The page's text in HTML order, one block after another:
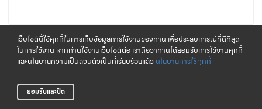
เว็บไซต์นี้ใช้คุกกี้ในการเก็บข้อมูลการใช้งานของท่าน เพื่อประสบการณ์ที่ดีที่สุด
ในการใช้งาน หากท่านใช้งานเว็บไซต์ต่อ เราถือว่าท่านได้ยอมรับการใช้งานคุกกี้
และนโยบายความเป็นส่วนตัวเป็นที่เรียบร้อยแล้ว นโยบายการใช้คุกกี้
ยอมรับและปิด